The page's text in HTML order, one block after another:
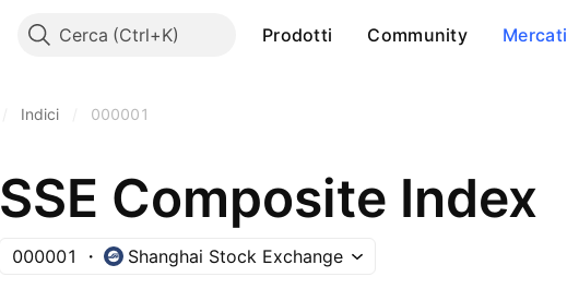
Cerca Prodotti Community Mercati
Indici 000001
SSE Composite Index
000001 Shanghai Stock Exchange